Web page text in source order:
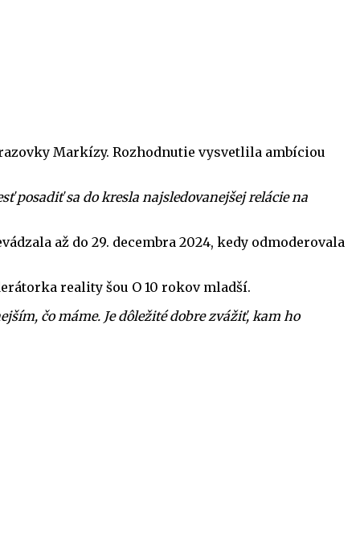
Markízy. Rozhodnutie vysvetlila ambíciou
posadiť sa do kresla najsledovanejšej relácie na
až do 29. decembra 2024, kedy odmoderovala
reality šou O 10 rokov mladší.
čo máme. Je dôležité dobre zvážiť, kam ho